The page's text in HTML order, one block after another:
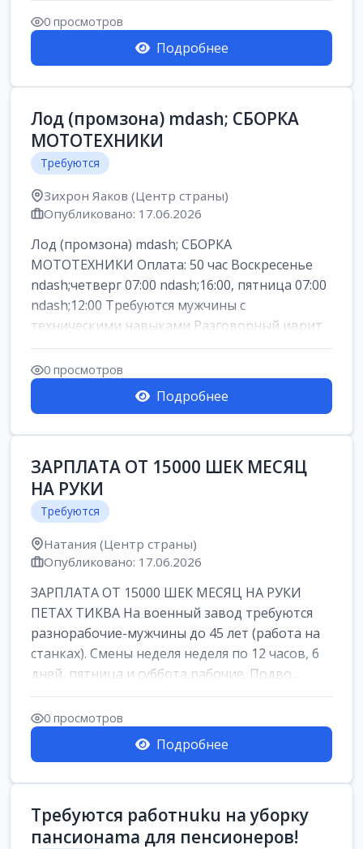
0 просмотров
Подробнее
Лод (промзона) mdash; СБОРКА
МОТОТЕХНИКИ
Требуются
Зихрон Яаков (Центр страны)
Опубликовано: 17.06.2026
Лод (промзона) mdash; СБОРКА
МОТОТЕХНИКИ Оплата: 50 час Воскресенье
ndash;четверг 07:00 ndash;16:00, пятница 07:00
ndash;12:00 Требуются мужчины с
техническими навыками Разговорный иврит
или английски...
0 просмотров
Подробнее
ЗАРПЛАТА ОТ 15000 ШЕК МЕСЯЦ
НА РУКИ
Требуются
Натания (Центр страны)
Опубликовано: 17.06.2026
ЗАРПЛАТА ОТ 15000 ШЕК МЕСЯЦ НА РУКИ
ПЕТАХ ТИКВА На военный завод требуются
разнорабочие-мужчины до 45 лет (работа на
станках). Смены неделя неделя по 12 часов, 6
дней, пятница и суббота рабочие. Подво...
0 просмотров
Подробнее
Требуются работнuku на уборку
пансионama для пенсионеров!